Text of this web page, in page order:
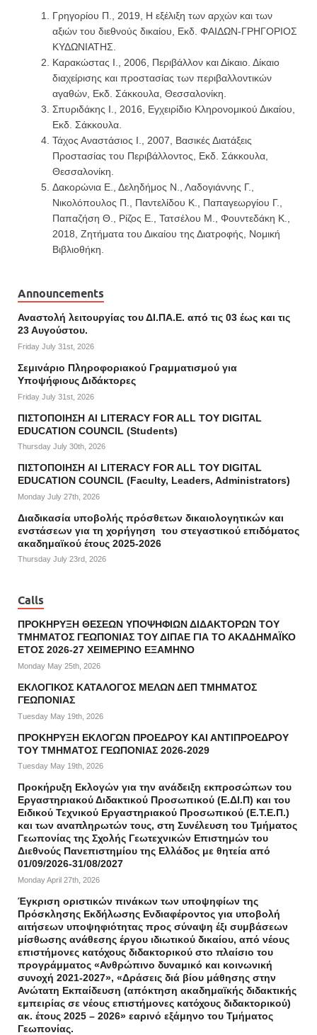
Γρηγορίου Π., 2019, Η εξέλιξη των αρχών και των
αξιών του διεθνούς δικαίου, Εκδ. ΦΑΙΔΩΝ-ΓΡΗΓΟΡΙΟΣ
ΚΥΔΩΝΙΑΤΗΣ.
Καρακώστας Ι., 2006, Περιβάλλον και Δίκαιο. Δίκαιο
διαχείρισης και προστασίας των περιβαλλοντικών
αγαθών, Εκδ. Σάκκουλα, Θεσσαλονίκη.
Σπυριδάκης Ι., 2016, Εγχειρίδιο Κληρονομικού Δικαίου,
Εκδ. Σάκκουλα.
Τάχος Αναστάσιος Ι., 2007, Βασικές Διατάξεις
Προστασίας του Περιβάλλοντος, Εκδ. Σάκκουλα,
Θεσσαλονίκη.
Δακορώνια Ε., Δεληδήμος Ν., Λαδογιάννης Γ.,
Νικολόπουλος Π., Παντελίδου Κ., Παπαγεωργίου Γ.,
Παπαζήση Θ., Ρίζος Ε., Τατσέλου Μ., Φουντεδάκη Κ.,
2018, Ζητήματα του Δικαίου της Διατροφής, Νομική
Βιβλιοθήκη.
Announcements
Αναστολή λειτουργίας του ΔΙ.ΠΑ.Ε. από τις 03 έως και τις
23 Αυγούστου.
Friday July 31st, 2026
Σεμινάριο Πληροφοριακού Γραμματισμού για
Υποψήφιους Διδάκτορες
Friday July 31st, 2026
ΠΙΣΤΟΠΟΙΗΣΗ AI LITERACY FOR ALL ΤΟΥ DIGITAL
EDUCATION COUNCIL (Students)
Thursday July 30th, 2026
ΠΙΣΤΟΠΟΙΗΣΗ AI LITERACY FOR ALL ΤΟΥ DIGITAL
EDUCATION COUNCIL (Faculty, Leaders, Administrators)
Monday July 27th, 2026
Διαδικασία υποβολής πρόσθετων δικαιολογητικών και
ενστάσεων για τη χορήγηση του στεγαστικού επιδόματος
ακαδημαϊκού έτους 2025-2026
Thursday July 23rd, 2026
Calls
ΠΡΟΚΗΡΥΞΗ ΘΕΣΕΩΝ ΥΠΟΨΗΦΙΩΝ ΔΙΔΑΚΤΟΡΩΝ ΤΟΥ
ΤΜΗΜΑΤΟΣ ΓΕΩΠΟΝΙΑΣ ΤΟΥ ΔΙΠΑΕ ΓΙΑ ΤΟ ΑΚΑΔΗΜΑΪΚΟ
ΕΤΟΣ 2026-27 ΧΕΙΜΕΡΙΝΟ ΕΞΑΜΗΝΟ
Monday May 25th, 2026
ΕΚΛΟΓΙΚΟΣ ΚΑΤΑΛΟΓΟΣ ΜΕΛΩΝ ΔΕΠ ΤΜΗΜΑΤΟΣ
ΓΕΩΠΟΝΙΑΣ
Tuesday May 19th, 2026
ΠΡΟΚΗΡΥΞΗ ΕΚΛΟΓΩΝ ΠΡΟΕΔΡΟΥ ΚΑΙ ΑΝΤΙΠΡΟΕΔΡΟΥ
ΤΟΥ ΤΜΗΜΑΤΟΣ ΓΕΩΠΟΝΙΑΣ 2026-2029
Tuesday May 19th, 2026
Προκήρυξη Εκλογών για την ανάδειξη εκπροσώπων του
Εργαστηριακού Διδακτικού Προσωπικού (Ε.ΔΙ.Π) και του
Ειδικού Τεχνικού Εργαστηριακού Προσωπικού (Ε.Τ.Ε.Π.)
και των αναπληρωτών τους, στη Συνέλευση του Τμήματος
Γεωπονίας της Σχολής Γεωτεχνικών Επιστημών του
Διεθνούς Πανεπιστημίου της Ελλάδος με θητεία από
01/09/2026-31/08/2027
Monday April 27th, 2026
Έγκριση οριστικών πινάκων των υποψηφίων της
Πρόσκλησης Εκδήλωσης Ενδιαφέροντος για υποβολή
αιτήσεων υποψηφιότητας προς σύναψη έξι συμβάσεων
μίσθωσης ανάθεσης έργου ιδιωτικού δικαίου, από νέους
επιστήμονες κατόχους διδακτορικού στο πλαίσιο του
προγράμματος «Ανθρώπινο δυναμικό και κοινωνική
συνοχή 2021-2027», «Δράσεις διά βίου μάθησης στην
Ανώτατη Εκπαίδευση (απόκτηση ακαδημαϊκής διδακτικής
εμπειρίας σε νέους επιστήμονες κατόχους διδακτορικού)
ακ. έτους 2025 – 2026» εαρινό εξάμηνο του Τμήματος
Γεωπονίας.